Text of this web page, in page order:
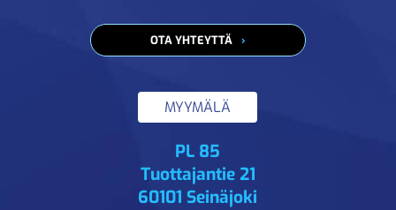
OTA YHTEYTTÄ
MYYMÄLÄ
PL 85
Tuottajantie 21
60101 Seinäjoki